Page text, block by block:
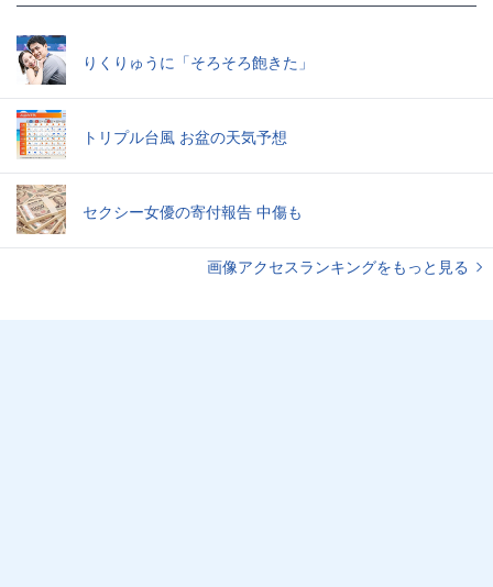
りくりゅうに「そろそろ飽きた」
トリプル台風 お盆の天気予想
セクシー女優の寄付報告 中傷も
画像アクセスランキングをもっと見る